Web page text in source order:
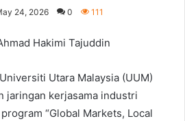
24, 2026 0 111
Hakimi Tajuddin
Utara Malaysia (UUM)
jaringan kerjasama industri
“Global Markets, Local